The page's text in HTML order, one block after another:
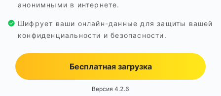
анонимными в интернете.
Шифрует ваши онлайн-данные для защиты вашей
конфиденциальности и безопасности.
Бесплатная загрузка
Версия 4.2.6